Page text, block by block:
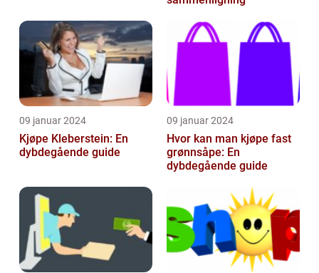
09 januar 2024
Kjøpe Kleberstein: En
dybdegående guide
09 januar 2024
Hvor kan man kjøpe fast
grønnsåpe: En
dybdegående guide